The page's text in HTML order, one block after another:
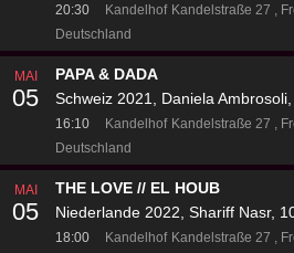
20:30 Kandelhof Kandelstraße 27
Deutschland
MAI
05
PAPA & DADA
Schweiz 2021, Daniela
16:10 Kandelhof Kandelstraße 27
Deutschland
MAI
05
THE LOVE // EL HOUB
Niederlande 2022, Shariff Nasr,
18:00 Kandelhof Kandelstraße 27